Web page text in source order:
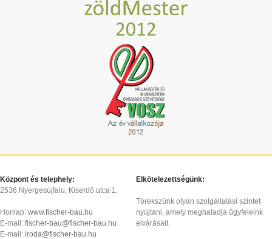
Központ és telephely:
2536 Nyergesújfalu, Kiserdő utca 1.
Honlap: www.fischer-bau.hu
E-mail: fischer-bau@fischer-bau.hu
E-mail: iroda@fischer-bau.hu
Elkötelezettségünk:
Törekszünk olyan szolgáltatási szintet
nyújtani, amely meghaladja ügyfeleink
elvárásait.